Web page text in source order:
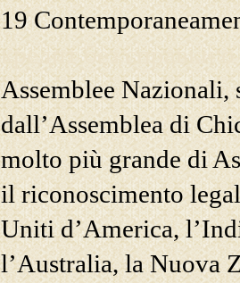
19
кредит без справки
Assemblee Nazionali,
dall’Assemblea di
molto più grande di
il riconoscimento
Uniti d’America,
l’Australia, la Nuova